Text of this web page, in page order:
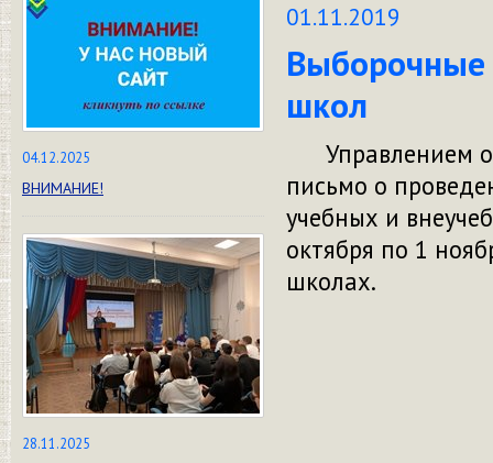
04.12.2025
ВНИМАНИЕ!
28.11.2025
01.11.2019
Выборочные
школ
Управлением
письмо о
учебных и
октября по 1
школах.